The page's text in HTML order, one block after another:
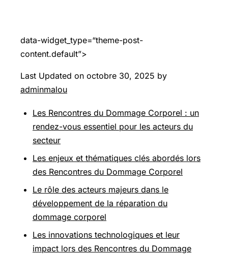
data-widget_type=“theme-post-
content.default”>
Last Updated on octobre 30, 2025 by
adminmalou
Les Rencontres du Dommage Corporel : un
rendez-vous essentiel pour les acteurs du
secteur
Les enjeux et thématiques clés abordés lors
des Rencontres du Dommage Corporel
Le rôle des acteurs majeurs dans le
développement de la réparation du
dommage corporel
Les innovations technologiques et leur
impact lors des Rencontres du Dommage